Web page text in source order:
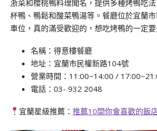
浙菜和櫻桃鴨料理聞名，提供多種烤鴨吃
杯鴨、鴨鬆和酸菜鴨湯等。 餐廳位於宜蘭
車位，真的滿受歡迎的，想吃烤鴨的一定要
名稱：得意樓餐廳
地址：宜蘭市民權新路104號
營業時間：11:00~14:00 /
電話：03- 932 2048
宜蘭星級推薦：推薦10間你會喜歡的飯